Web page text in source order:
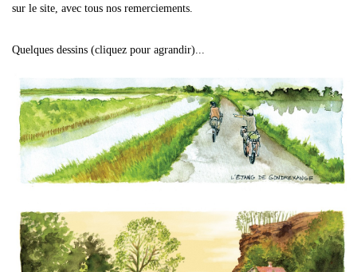
sur le site, avec tous nos remerciements.
Quelques dessins (cliquez pour agrandir)...